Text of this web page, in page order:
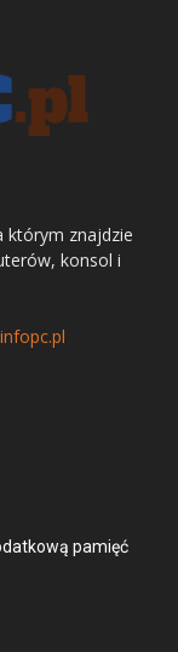
którym znajdzie
konsol i
pamięć